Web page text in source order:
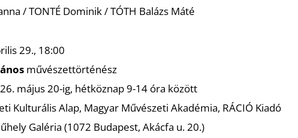
/ TONTÉ Dominik / TÓTH Balázs Máté
29., 18:00
művészettörténész
május 20-ig, hétköznap 9-14 óra között
Kulturális Alap, Magyar Művészeti Akadémia, RÁCIÓ Kiadó
Galéria (1072 Budapest, Akácfa u. 20.)